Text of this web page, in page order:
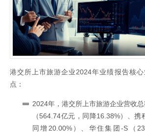
港交所上市旅游企业2024年业绩报告核
点：
2024年，港交所上市旅游企业营收
（564.74亿元，同降16.38%）、携
同增20.00%）、华住集团-S（